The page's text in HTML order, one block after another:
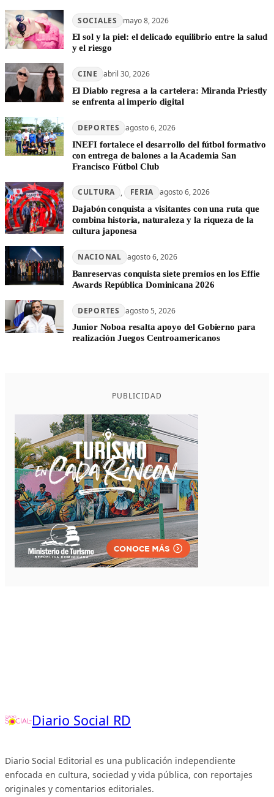
SOCIALES mayo 8, 2026
El sol y la piel: el delicado equilibrio entre la salud
y el riesgo
CINE abril 30, 2026
El Diablo regresa a la cartelera: Miranda Priestly
se enfrenta al imperio digital
DEPORTES agosto 6, 2026
INEFI fortalece el desarrollo del fútbol formativo
con entrega de balones a la Academia San
Francisco Fútbol Club
CULTURA , FERIA agosto 6, 2026
Dajabón conquista a visitantes con una ruta que
combina historia, naturaleza y la riqueza de la
cultura japonesa
NACIONAL agosto 6, 2026
Banreservas conquista siete premios en los Effie
Awards República Dominicana 2026
DEPORTES agosto 5, 2026
Junior Noboa resalta apoyo del Gobierno para
realización Juegos Centroamericanos
PUBLICIDAD
Diario Social RD
Diario Social Editorial es una publicación independiente
enfocada en cultura, sociedad y vida pública, con reportajes
originales y comentarios editoriales.